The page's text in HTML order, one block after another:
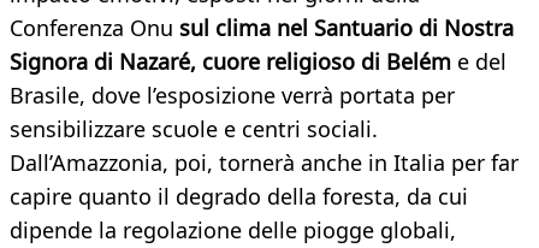
Conferenza Onu sul clima nel Santuario di Nostra
Signora di Nazaré, cuore religioso di Belém e del
Brasile, dove l’esposizione verrà portata per
sensibilizzare scuole e centri sociali.
Dall’Amazzonia, poi, tornerà anche in Italia per far
capire quanto il degrado della foresta, da cui
dipende la regolazione delle piogge globali,